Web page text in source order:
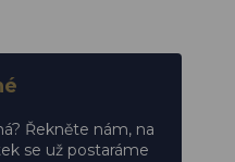
Řekněte nám, na
se už postaráme